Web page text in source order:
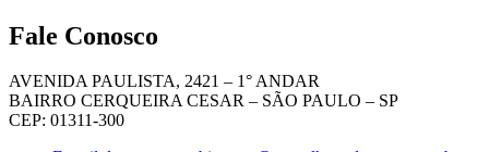
Fale Conosco
AVENIDA PAULISTA, 2421 – 1° ANDAR
BAIRRO CERQUEIRA CESAR – SÃO PAULO – SP
CEP: 01311-300